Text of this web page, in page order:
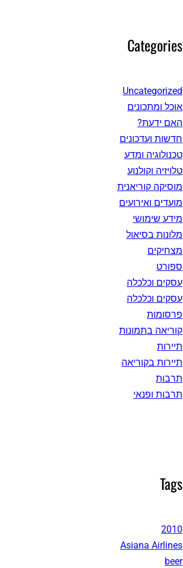
Categories
Uncategorized
אוכל ומתכונים
האם ידעת?
חדשות ועדכונים
טכנולוגיה ומדע
טלויזיה וקולנוע
מוסיקה קוריאנית
מועדים ואירועים
מידע שימושי
מלונות בסיאול
מצחיקים
ספורט
עסקים וכלכלה
עסקים וכלכלה
פרסומות
קוריאה בתמונות
תיירות
תיירות בקוריאה
תרבות
תרבות ופנאי
Tags
2010
Asiana Airlines
beer